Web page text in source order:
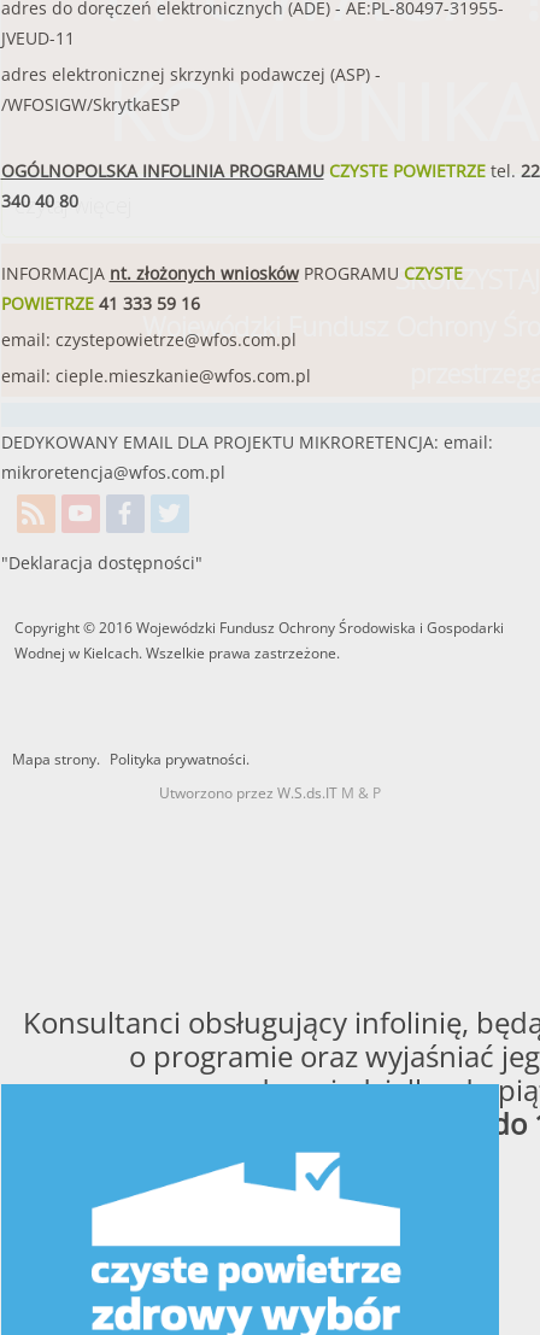
czytaj więcej
Wojewódzki Fundusz Ochrony
Konsultanci obsługujący infolinię,
o programie oraz wyjaśniać
od poniedziałku do
od 8:00
adres do doręczeń elektronicznych (ADE) - AE:PL-80497-31955-
JVEUD-11
adres elektronicznej skrzynki podawczej (ASP) -
/WFOSIGW/SkrytkaESP
OGÓLNOPOLSKA INFOLINIA PROGRAMUCZYSTE POWIETRZEtel. 22
340 40 80
INFORMACJA nt. złożonych wnioskówPROGRAMU CZYSTE
POWIETRZE41 333 59 16
email: czystepowietrze@wfos.com.pl
email: cieple.mieszkanie@wfos.com.pl
DEDYKOWANY EMAIL DLA PROJEKTU MIKRORETENCJA: email:
mikroretencja@wfos.com.pl
"Deklaracja dostępności"
Copyright © 2016 Wojewódzki Fundusz Ochrony Środowiska i Gospodarki
Wodnej w Kielcach. Wszelkie prawa zastrzeżone.
Mapa strony. Polityka prywatności.
Utworzono przez W.S.ds.IT M & P